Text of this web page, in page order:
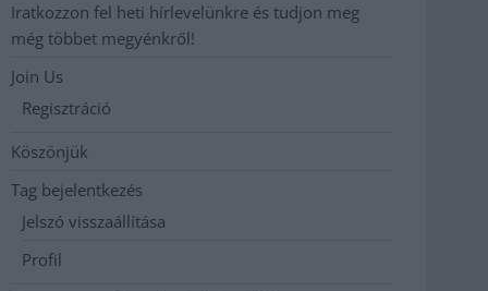
Iratkozzon fel heti hírlevelünkre és tudjon meg
még többet megyénkről!
Join Us
Regisztráció
Köszönjük
Tag bejelentkezés
Jelszó visszaállítása
Profil